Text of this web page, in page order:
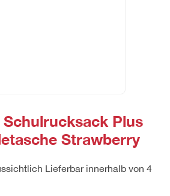
Plus
Strawberry
Lieferbar innerhalb von 4